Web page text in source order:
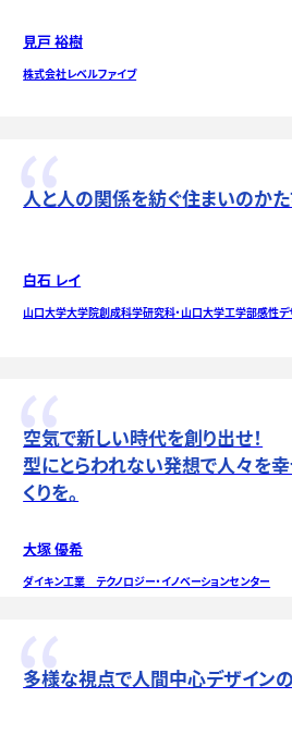
見戸 裕樹
株式会社レベルファイブ
人と人の関係を紡ぐ住まいのか
白石 レイ
山口大学大学院創成科学研究科・山口大学工学部感性
空気で新しい時代を創り出せ！
型にとらわれない発想で人々を
くりを。
大塚 優希
ダイキン工業 テクノロジー・イノベーションセンター
多様な視点で人間中心デザイン